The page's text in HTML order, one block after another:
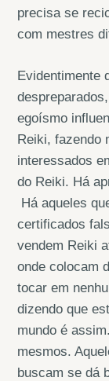
precisa se
com mestres
Evidentimente
egoísmo
Reiki, fazendo
interessados
do Reiki. Há
Há aqueles
certificados
vendem Reiki
onde colocam
tocar em
dizendo que
mundo é
mesmos.
buscam se dá